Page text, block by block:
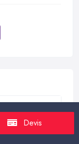
Devis